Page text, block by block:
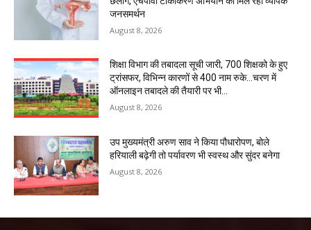
जनसमर्थन
August 8, 2026
शिक्षा विभाग की तबादला सूची जारी, 700 शिक्षको के हुए
ट्रांसफर, विभिन्न कारणों से 400 नाम रुके…चरण में
ऑनलाइन तबादले की तैयारी पर भी...
August 8, 2026
उप मुख्यमंत्री अरुण साव ने किया पौधारोपण, बोले
हरियाली बढ़ेगी तो पर्यावरण भी स्वस्थ और सुंदर बनेगा
August 8, 2026